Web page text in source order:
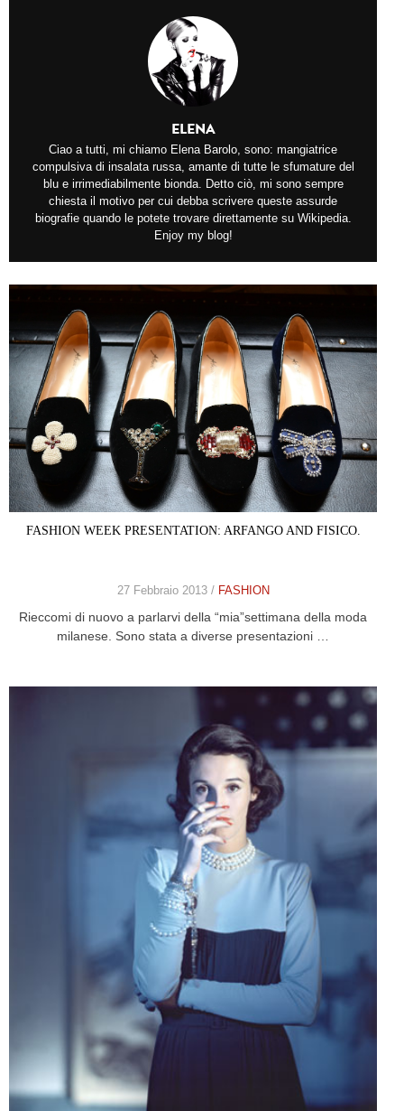
ELENA
Ciao a tutti, mi chiamo Elena Barolo, sono: mangiatrice
compulsiva di insalata russa, amante di tutte le sfumature del
blu e irrimediabilmente bionda. Detto ciò, mi sono sempre
chiesta il motivo per cui debba scrivere queste assurde
biografie quando le potete trovare direttamente su Wikipedia.
Enjoy my blog!
FASHION WEEK PRESENTATION: ARFANGO AND FISICO.
27 Febbraio 2013 / FASHION
Rieccomi di nuovo a parlarvi della “mia”settimana della moda
milanese. Sono stata a diverse presentazioni …